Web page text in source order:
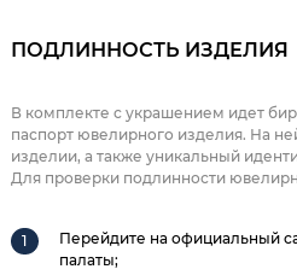
ПОДЛИННОСТЬ ИЗДЕЛИЯ
В комплекте с украшением идет
паспорт ювелирного изделия. На
изделии, а также уникальный
Для проверки подлинности
Перейдите на официальный
палаты;